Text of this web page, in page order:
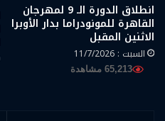
انطلاق الدورة الـ 9 لمهرجان
القاهرة للمونودراما بدار الأوبرا
الاثنين المقبل
السبت : 11/7/2026
65,213 مشاهدة